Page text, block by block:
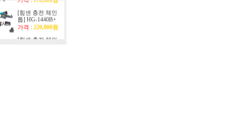
톱] HG-1440B+
가격 :220,000원
톱] HG-1440